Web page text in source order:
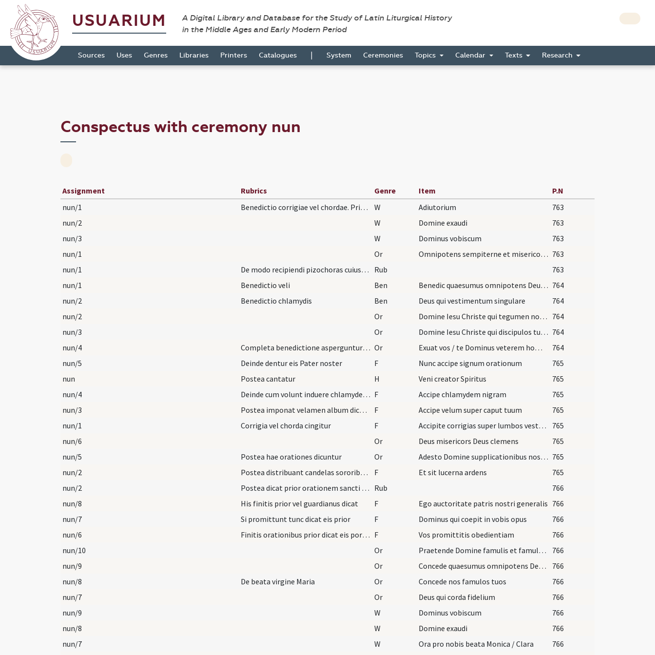
USUARIUM
A Digital Library and Database for the Study of Latin Liturgical History
in the Middle Ages and Early Modern Period
Sources Uses Genres Libraries Printers Catalogues | System Ceremonies Topics Calendar Texts Research
Conspectus with ceremony nun
Assignment Rubrics Genre Item
P.N
nun/1
Benedictio corrigiae vel chordae. Prior vel guard… W Adiutorium
763
nun/2
W Domine exaudi
763
nun/3
W Dominus vobiscum
763
nun/1
Or Omnipotens sempiterne et misericors Deus qui pietatis tuae 763
nun/1
De modo recipiendi pizochoras cuiuscumque ordinis Rub
763
nun/1
Benedictio veli Ben Benedic quaesumus omnipotens Deus velamina ista 764
nun/2
Benedictio chlamydis Ben Deus qui vestimentum singulare
764
nun/2
Or Domine Iesu Christe qui tegumen nostrae 764
nun/3
Or Domine Iesu Christe qui discipulos tuos orare 764
nun/4
Completa benedictione asperguntur tam vestimenta… Or Exuat vos / te Dominus veterem hominem
764
nun/5
Deinde dentur eis Pater noster F Nunc accipe signum orationum
765
nun
Postea cantatur H Veni creator Spiritus
765
nun/4
Deinde cum volunt induere chlamydem dicat F Accipe chlamydem nigram
765
nun/3
Postea imponat velamen album dicens F Accipe velum super caput tuum
765
nun/1
Corrigia vel chorda cingitur F Accipite corrigias super lumbos vestros
765
nun/6
Or Deus misericors Deus clemens
765
nun/5
Postea hae orationes dicuntur Or Adesto Domine supplicationibus nostris ut has 765
nun/2
Postea distribuant candelas sororibus dicens F Et sit lucerna ardens
765
nun/2
Postea dicat prior orationem sancti Augustini vel… Rub
766
nun/8
His finitis prior vel guardianus dicat F Ego auctoritate patris nostri generalis 766
nun/7
Si promittunt tunc dicat eis prior F Dominus qui coepit in vobis opus
766
nun/6
Finitis orationibus prior dicat eis porrigendo li… F Vos promittitis obedientiam
766
nun/10
Or Praetende Domine famulis et famulabus tuis
766
nun/9
Or Concede quaesumus omnipotens Deus ut qui
766
nun/8
De beata virgine Maria Or Concede nos famulos tuos
766
nun/7
Or Deus qui corda fidelium
766
nun/9
W Dominus vobiscum
766
nun/8
W Domine exaudi
766
nun/7
W Ora pro nobis beata Monica / Clara
766